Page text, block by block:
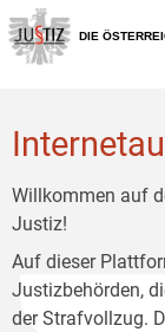
Zur
Hauptnavigation
[1]
Zum
Inhalt
[2]
DIE
Willkommen auf
Justiz!
Auf dieser
Justizbehörden,
der Strafvollzug.